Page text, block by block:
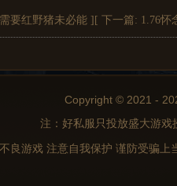
要红野猪未必能 ] [ 下一篇: 1.76怀
Copyright © 2021 -
注：好私服只投放盛大游
良游戏 注意自我保护 谨防受骗